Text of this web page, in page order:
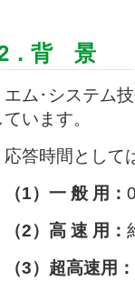
．背 景
ム･システム技
ています。
答時間として
（1）一 般 用：
（2）高 速 用：
（3）超高速用：